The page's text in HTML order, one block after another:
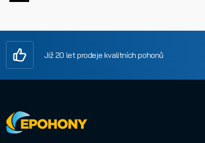
Již 20 let prodeje kvalitních pohonů